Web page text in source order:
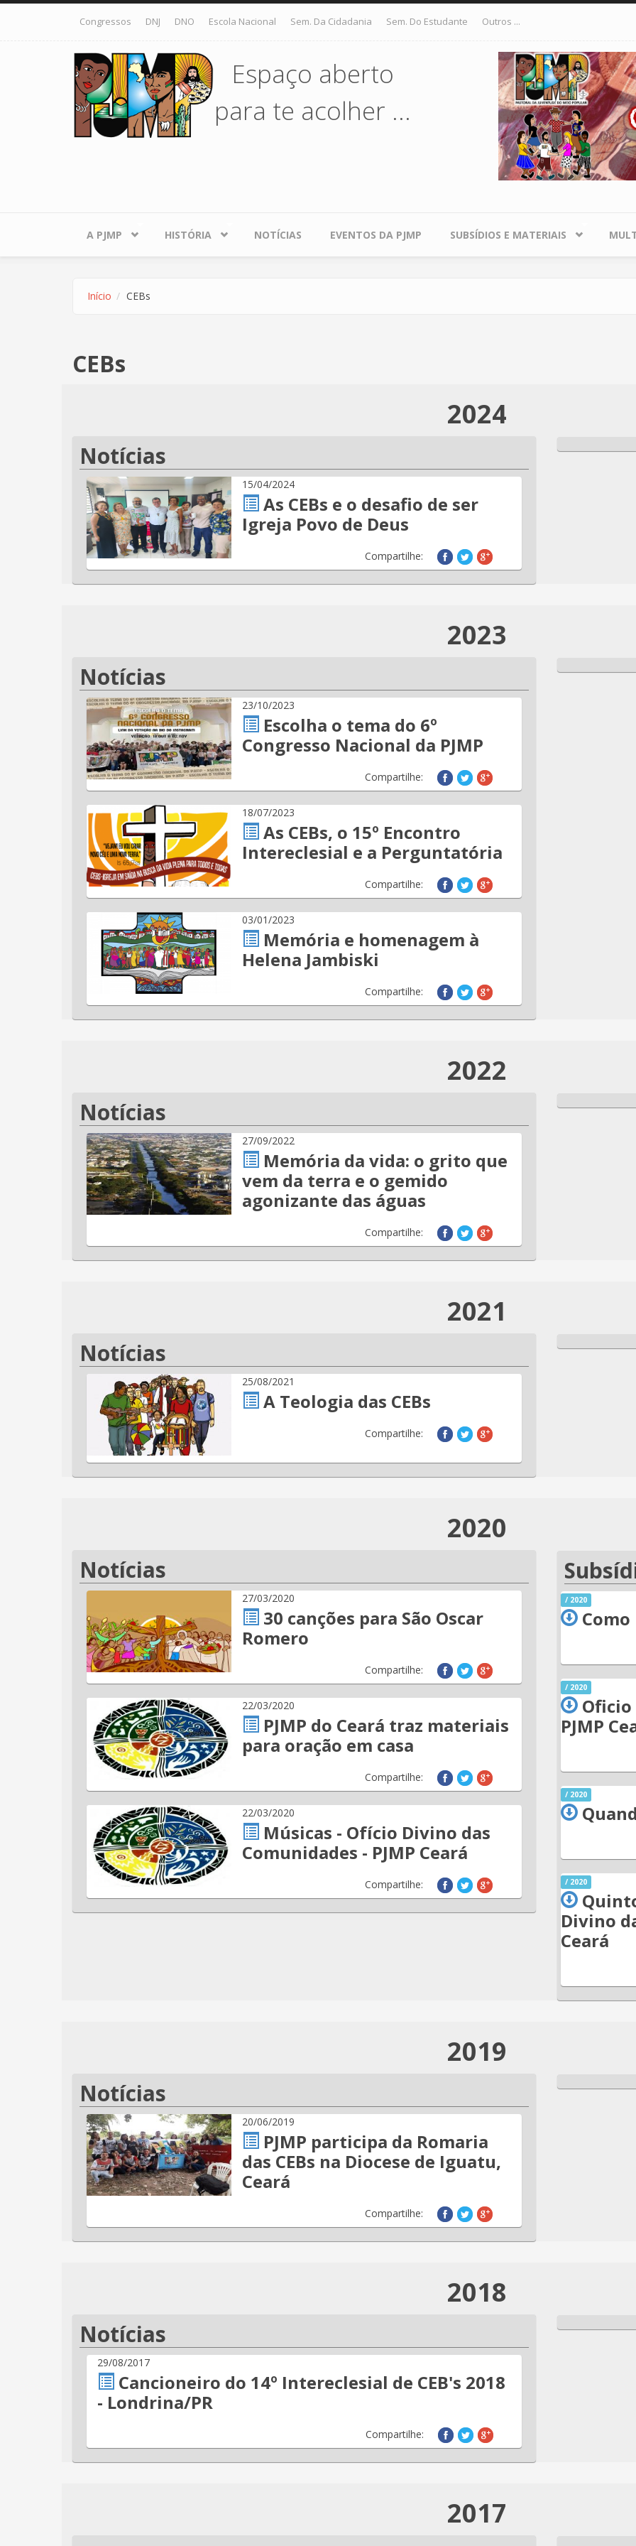
Pular para o conteúdo principal
Congressos DNJ DNO Escola Nacional Sem. Da Cidadania Sem. Do Estudante Outros ...
Espaço aberto
para te acolher ...
A PJMP HISTÓRIA NOTÍCIAS EVENTOS DA PJMP SUBSÍDIOS E MATERIAIS
Início CEBs
CEBs
2024
Notícias
15/04/2024
As CEBs e o desafio de ser
Igreja Povo de Deus
Compartilhe:
2023
Notícias
23/10/2023
Escolha o tema do 6º
Congresso Nacional da PJMP
Compartilhe:
18/07/2023
As CEBs, o 15º Encontro
Intereclesial e a Perguntatória
Compartilhe:
03/01/2023
Memória e homenagem à
Helena Jambiski
Compartilhe:
2022
Notícias
27/09/2022
Memória da vida: o grito que
vem da terra e o gemido
agonizante das águas
Compartilhe:
2021
Notícias
25/08/2021
A Teologia das CEBs
Compartilhe:
2020
Notícias
27/03/2020
30 canções para São Oscar
Romero
Compartilhe:
22/03/2020
PJMP do Ceará traz materiais
para oração em casa
Compartilhe:
22/03/2020
Músicas - Ofício Divino das
Comunidades - PJMP Ceará
Compartilhe:
/ 2020
Como
/ 2020
Oficio
PJMP
/ 2020
/ 2020
Divino
Ceará
2019
Notícias
20/06/2019
PJMP participa da Romaria
das CEBs na Diocese de Iguatu,
Ceará
Compartilhe:
2018
Notícias
29/08/2017
Cancioneiro do 14º Intereclesial de CEB's 2018
- Londrina/PR
Compartilhe:
2017